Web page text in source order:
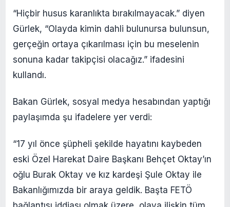
“Hiçbir husus karanlıkta bırakılmayacak.” diyen
Gürlek, “Olayda kimin dahli bulunursa bulunsun,
gerçeğin ortaya çıkarılması için bu meselenin
sonuna kadar takipçisi olacağız.” ifadesini
kullandı.
Bakan Gürlek, sosyal medya hesabından yaptığı
paylaşımda şu ifadelere yer verdi:
“17 yıl önce şüpheli şekilde hayatını kaybeden
eski Özel Harekat Daire Başkanı Behçet Oktay’ın
oğlu Burak Oktay ve kız kardeşi Şule Oktay ile
Bakanlığımızda bir araya geldik. Başta FETÖ